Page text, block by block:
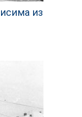
из